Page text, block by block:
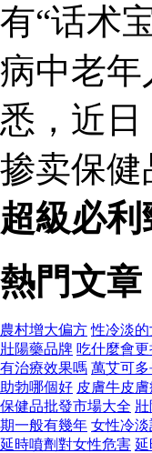
有“话术
病中老
悉，近
掺卖保
超級必利
熱門文章
農村增大偏方 性冷淡
壯陽藥品牌 吃什麼會更
有治療效果嗎 萬艾可
助勃哪個好 皮膚牛皮
保健品批發市場大全
期一般有幾年 女性冷
延時噴劑對女性危害 延